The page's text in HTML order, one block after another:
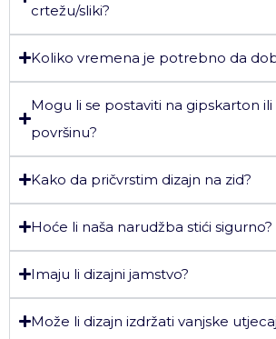
crtežu/sliki?
Koliko vremena je potrebno da
Mogu li se postaviti na gipskarton
površinu?
Kako da pričvrstim dizajn na zid?
Hoće li naša narudžba stići sigurno?
Imaju li dizajni jamstvo?
Može li dizajn izdržati vanjske